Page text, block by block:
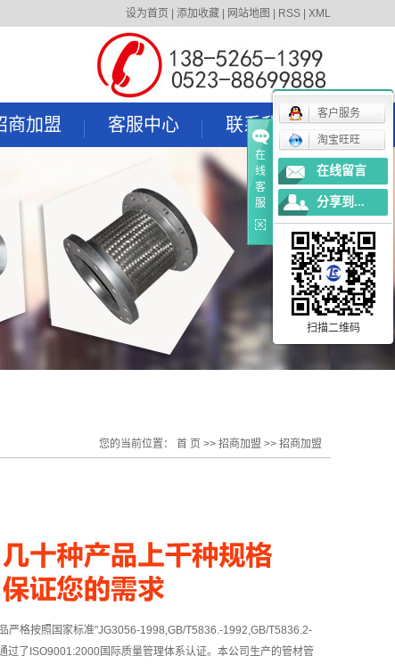
设为首页 添加收藏 网站地图 RSS XML
商加盟 客服中心
应用领域
定货流程
下载中心
联系我们
您的当前位置： 首 页 >> 招商加盟 >> 招商加盟
家标准"JG3056-1998,GB/T5836.-1992,GB/T5836.2-
过了ISO9001:2000国际质量管理体系认证。本公司生产的管材管
在
线
客
服
客户服务
淘宝旺旺
在线留言
分享到...
扫描二维码